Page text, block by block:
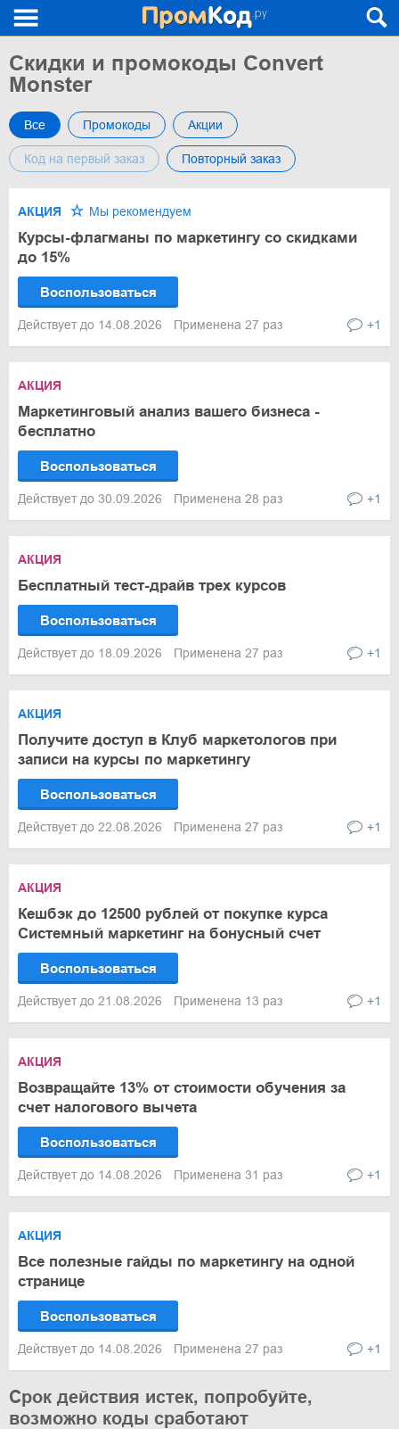
Скидки и промокоды Convert
Monster
Все Промокоды Акции
Код на первый заказ Повторный заказ
АКЦИЯ Мы рекомендуем
Курсы-флагманы по маркетингу со скидками
до 15%
Воспользоваться
Действует до 14.08.2026 Применена 27 раз +1
АКЦИЯ
Маркетинговый анализ вашего бизнеса -
бесплатно
Воспользоваться
Действует до 30.09.2026 Применена 28 раз +1
АКЦИЯ
Бесплатный тест-драйв трех курсов
Воспользоваться
Действует до 18.09.2026 Применена 27 раз +1
АКЦИЯ
Получите доступ в Клуб маркетологов при
записи на курсы по маркетингу
Воспользоваться
Действует до 22.08.2026 Применена 27 раз +1
АКЦИЯ
Кешбэк до 12500 рублей от покупке курса
Системный маркетинг на бонусный счет
Воспользоваться
Действует до 21.08.2026 Применена 13 раз +1
АКЦИЯ
Возвращайте 13% от стоимости обучения за
счет налогового вычета
Воспользоваться
Действует до 14.08.2026 Применена 31 раз +1
АКЦИЯ
Все полезные гайды по маркетингу на одной
странице
Воспользоваться
Действует до 14.08.2026 Применена 27 раз +1
Срок действия истек, попробуйте,
возможно коды сработают